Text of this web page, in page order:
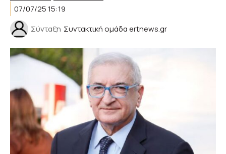
07/07/25 15:19
Σύνταξη Συντακτική ομάδα ertnews.gr